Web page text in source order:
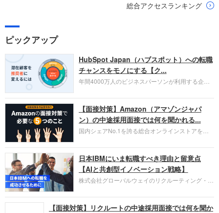
総合アクセスランキング
ピックアップ
HubSpot Japan（ハブスポット）への転職
チャンスをモノにする【ク...
年間4000万人のビジネスパーソンが利用する企業
お勧めするイチオシ企業をご紹介します。今回はク
ラウド型CRMプラットフォームを提供する
HubSpot Japan（ハブスポット・ジャパン）株式会
社です。採用面接対策の企業研究にご活用くださ
い。
【面接対策】Amazon（アマゾンジャパ
ン）の中途採用面接では何を聞かれる...
国内シェアNo.1を誇る総合オンラインストアを運
圧倒的な存在感を持つAmazon。中途採用面接では
過去の具体的な業務成果やリーダーシップの発揮、
失敗からの学びが重視され、人間性やカルチャーフ
ィットも評価対象となり、長期的に成長できる仲間
であるかを多角的に審査されます。
日本IBMにいま転職すべき理由と留意点
【AIと共創型イノベーション戦略】
株式会社グローバルウェイのリクルーティング・パ
パーソンが利用する企業口コミサイト「キャリコ
ネ」の転職エージェントがお勧めするイチオシ企業
【面接対策】リクルートの中途採用面接では何を聞か